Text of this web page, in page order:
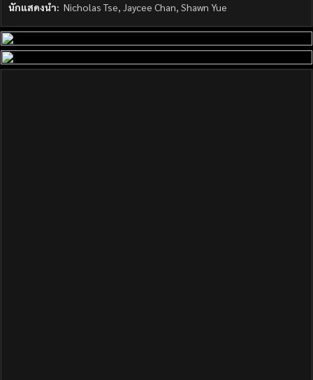
นักแสดงนำ: Nicholas Tse, Jaycee Chan, Shawn Yue